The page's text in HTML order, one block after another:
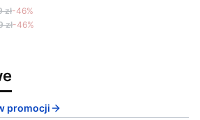
zł-46%
zł-46%
promocji